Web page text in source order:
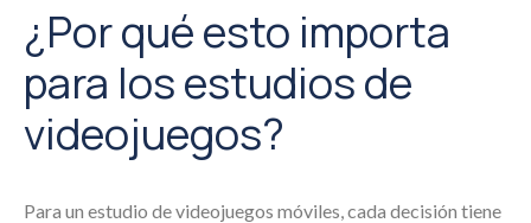
¿Por qué esto importa
para los estudios de
videojuegos?
Para un estudio de videojuegos móviles, cada decisión tiene